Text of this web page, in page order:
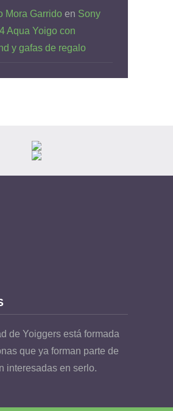
Mora Garrido en Sony
Aqua Yoigo con
y gafas de regalo
de Yoiggers está formada
que ya forman parte de
interesadas en serlo.